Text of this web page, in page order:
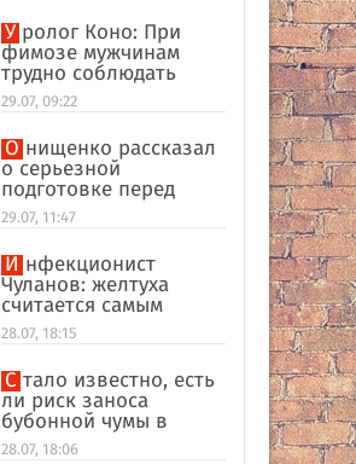
Уролог Коно: При
фимозе мужчинам
трудно соблюдать
интимную гигиену
29.07, 09:22
Онищенко рассказал
о серьезной
подготовке перед
отпуском в
экзотические страны
29.07, 11:47
Инфекционист
Чуланов: желтуха
считается самым
главным признаком
гепатита
28.07, 18:15
Стало известно, есть
ли риск заноса
бубонной чумы в
Россию
28.07, 18:06